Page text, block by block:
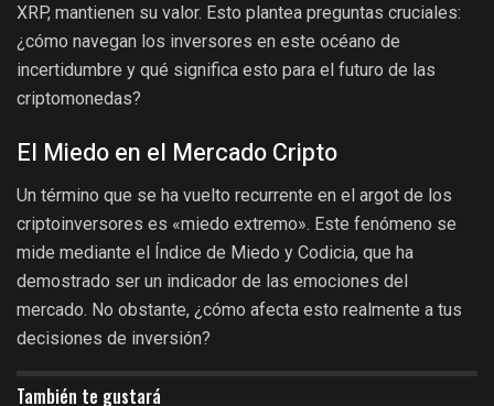
XRP, mantienen su valor. Esto plantea preguntas cruciales:
¿cómo navegan los inversores en este océano de
incertidumbre y qué significa esto para el futuro de las
criptomonedas?
El Miedo en el Mercado Cripto
Un término que se ha vuelto recurrente en el argot de los
criptoinversores es «miedo extremo». Este fenómeno se
mide mediante el Índice de Miedo y Codicia, que ha
demostrado ser un indicador de las emociones del
mercado. No obstante, ¿cómo afecta esto realmente a tus
decisiones de inversión?
También te gustará